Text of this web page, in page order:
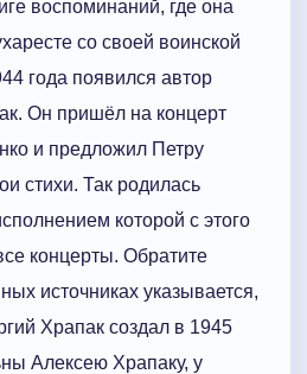
воспоминаний, где она
со своей воинской
года появился автор
Он пришёл на концерт
и предложил Петру
стихи. Так родилась
которой с этого
концерты. Обратите
источниках указывается,
Храпак создал в 1945
Алексею Храпаку, у